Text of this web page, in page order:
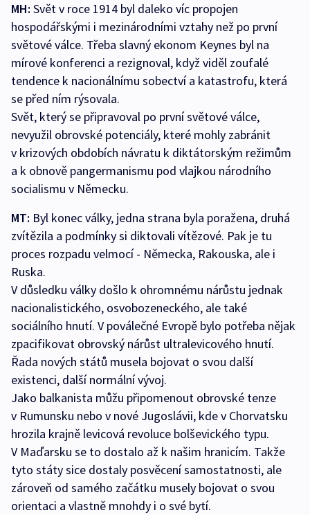
MH: Svět v roce 1914 byl daleko víc propojen
hospodářskými i mezinárodními vztahy než po první
světové válce. Třeba slavný ekonom Keynes byl na
mírové konferenci a rezignoval, když viděl zoufalé
tendence k nacionálnímu sobectví a katastrofu, která
se před ním rýsovala.
Svět, který se připravoval po první světové válce,
nevyužil obrovské potenciály, které mohly zabránit
v krizových obdobích návratu k diktátorským režimům
a k obnově pangermanismu pod vlajkou národního
socialismu v Německu.
MT: Byl konec války, jedna strana byla poražena, druhá
zvítězila a podmínky si diktovali vítězové. Pak je tu
proces rozpadu velmocí - Německa, Rakouska, ale i
Ruska.
V důsledku války došlo k ohromnému nárůstu jednak
nacionalistického, osvobozeneckého, ale také
sociálního hnutí. V poválečné Evropě bylo potřeba nějak
zpacifikovat obrovský nárůst ultralevicového hnutí.
Řada nových států musela bojovat o svou další
existenci, další normální vývoj.
Jako balkanista můžu připomenout obrovské tenze
v Rumunsku nebo v nové Jugoslávii, kde v Chorvatsku
hrozila krajně levicová revoluce bolševického typu.
V Maďarsku se to dostalo až k našim hranicím. Takže
tyto státy sice dostaly posvěcení samostatnosti, ale
zároveň od samého začátku musely bojovat o svou
orientaci a vlastně mnohdy i o své bytí.